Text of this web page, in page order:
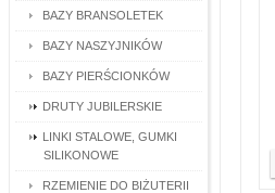
BAZY BRANSOLETEK
BAZY NASZYJNIKÓW
BAZY PIERŚCIONKÓW
DRUTY JUBILERSKIE
LINKI STALOWE, GUMKI
SILIKONOWE
RZEMIENIE DO BIŻUTERII